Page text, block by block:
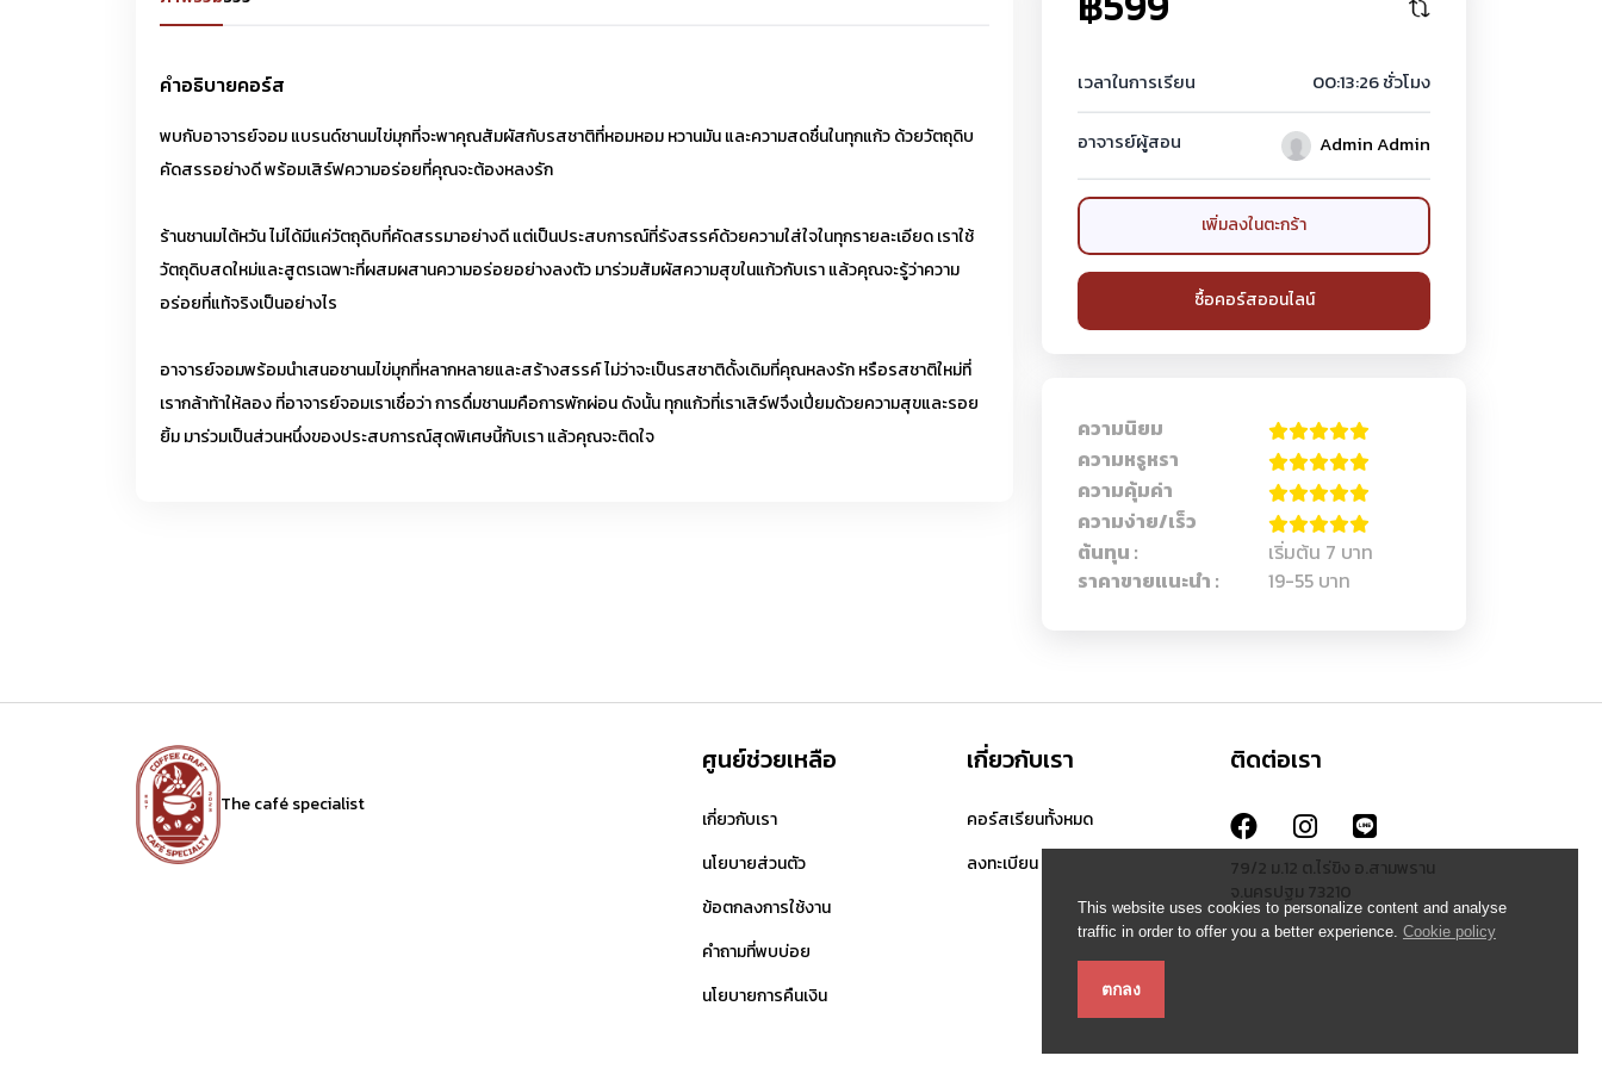
This website uses cookies to personalize content and analyse
traffic in order to offer you a better experience. Cookie policy
ตกลง
คำอธิบายคอร์ส
พบกับอาจารย์จอม แบรนด์ชานมไข่มุกที่จะพาคุณสัมผัสกับรสชาติที่หอมหอม หวานมัน และความสดชื่นในทุกแก้ว ด้วยวัตถุดิบ
คัดสรรอย่างดี พร้อมเสิร์ฟความอร่อยที่คุณจะต้องหลงรัก
ร้านชานมไต้หวัน ไม่ได้มีแค่วัตถุดิบที่คัดสรรมาอย่างดี แต่เป็นประสบการณ์ที่รังสรรค์ด้วยความใส่ใจในทุกรายละเอียด เราใช้
วัตถุดิบสดใหม่และสูตรเฉพาะที่ผสมผสานความอร่อยอย่างลงตัว มาร่วมสัมผัสความสุขในแก้วกับเรา แล้วคุณจะรู้ว่าความ
อร่อยที่แท้จริงเป็นอย่างไร
อาจารย์จอมพร้อมนำเสนอชานมไข่มุกที่หลากหลายและสร้างสรรค์ ไม่ว่าจะเป็นรสชาติดั้งเดิมที่คุณหลงรัก หรือรสชาติใหม่ที่
เรากล้าท้าให้ลอง ที่อาจารย์จอมเราเชื่อว่า การดื่มชานมคือการพักผ่อน ดังนั้น ทุกแก้วที่เราเสิร์ฟจึงเปี่ยมด้วยความสุขและรอย
ยิ้ม มาร่วมเป็นส่วนหนึ่งของประสบการณ์สุดพิเศษนี้กับเรา แล้วคุณจะติดใจ
เวลาในการเรียน 00:13:26 ชั่วโมง
อาจารย์ผู้สอน Admin Admin
เพิ่มลงในตะกร้า
ซื้อคอร์สออนไลน์
ความนิยม
ความหรูหรา
ความคุ้มค่า
ความง่าย/เร็ว
ต้นทุน :
เริ่มต้น 7 บาท
ราคาขายแนะนำ :
19-55 บาท
The café specialist
ศูนย์ช่วยเหลือ
เกี่ยวกับเรา
นโยบายส่วนตัว
ข้อตกลงการใช้งาน
คำถามที่พบบ่อย
นโยบายการคืนเงิน
เกี่ยวกับเรา
คอร์สเรียนทั้งหมด
ลงทะเบียน
ติดต่อเรา
79/2 ม.12 ต.ไร่ขิง อ.สามพราน
จ.นครปฐม 73210